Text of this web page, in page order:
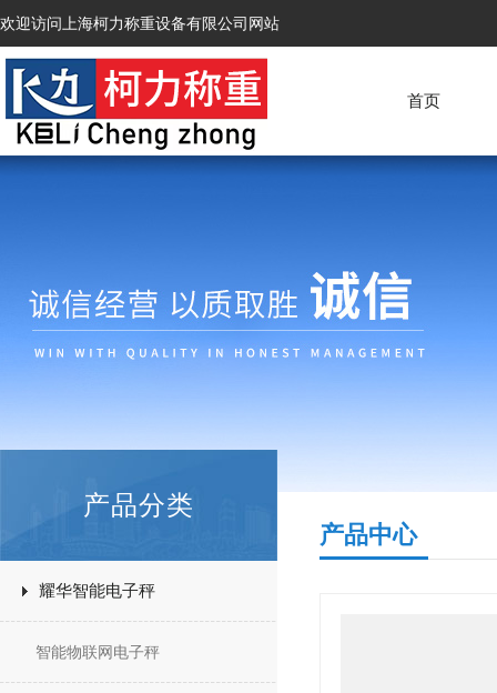
欢迎访问上海柯力称重设备有限公司网站
首页
产品分类
耀华智能电子秤
智能物联网电子秤
产品中心